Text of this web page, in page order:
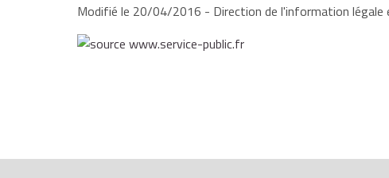
Modifié le 20/04/2016 - Direction de l'information légale